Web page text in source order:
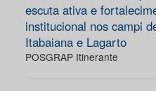
escuta ativa e
institucional nos campi
Itabaiana e Lagarto
POSGRAP Itinerante